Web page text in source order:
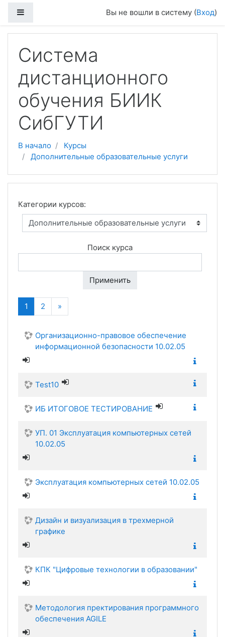
Вы не вошли в систему (Вход)
Система
дистанционного
обучения БИИК
СибГУТИ
В начало
Курсы
Дополнительные образовательные услуги
Категории курсов:
Поиск курса
Применить
1 (текущая)
2 »
Организационно-правовое обеспечение
информационной безопасности 10.02.05
Test10
ИБ ИТОГОВОЕ ТЕСТИРОВАНИЕ
УП. 01 Эксплуатация компьютерных сетей
10.02.05
Эксплуатация компьютерных сетей 10.02.05
Дизайн и визуализация в трехмерной
графике
КПК "Цифровые технологии в образовании"
Методология пректирования программного
обеспечения AGILE